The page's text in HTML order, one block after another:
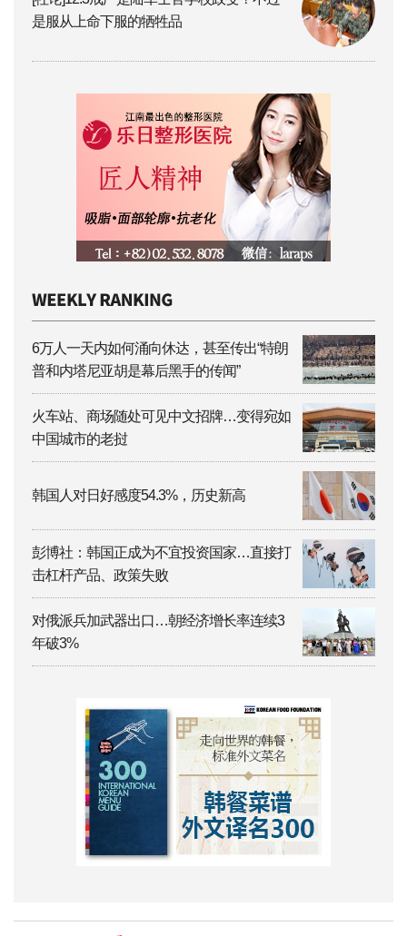
是服从上命下服的牺牲品
6万人一天内如何涌向休达，甚至传出“特朗
普和内塔尼亚胡是幕后黑手的传闻”
火车站、商场随处可见中文招牌…变得宛如
中国城市的老挝
韩国人对日好感度54.3%，历史新高
彭博社：韩国正成为不宜投资国家…直接打
击杠杆产品、政策失败
对俄派兵加武器出口…朝经济增长率连续3
年破3%